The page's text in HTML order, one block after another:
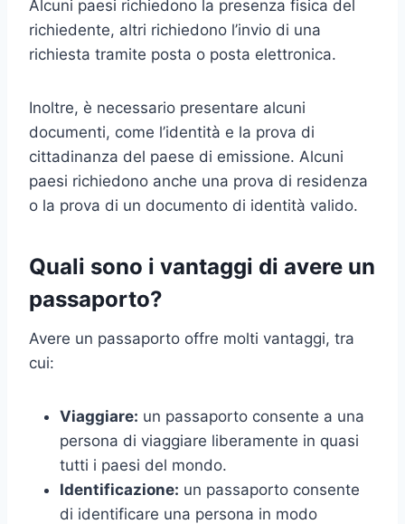
Alcuni paesi richiedono la presenza fisica del
richiedente, altri richiedono l’invio di una
richiesta tramite posta o posta elettronica.
Inoltre, è necessario presentare alcuni
documenti, come l’identità e la prova di
cittadinanza del paese di emissione. Alcuni
paesi richiedono anche una prova di residenza
o la prova di un documento di identità valido.
Quali sono i vantaggi di avere un
passaporto?
Avere un passaporto offre molti vantaggi, tra
cui:
Viaggiare: un passaporto consente a una
persona di viaggiare liberamente in quasi
tutti i paesi del mondo.
Identificazione: un passaporto consente
di identificare una persona in modo